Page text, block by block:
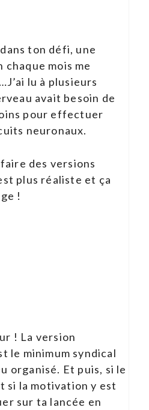
ton défi, une
mois me
lu à plusieurs
avait besoin de
pour effectuer
neuronaux.
des versions
plus réaliste et ça
!
! La version
le minimum syndical
organisé. Et puis, si le
si la motivation y est
sur ta lancée en